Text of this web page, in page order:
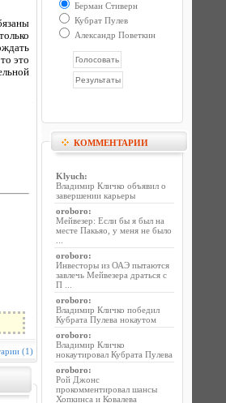
это
(1)
Берман Стиверн
Кубрат Пулев
Александр Поветкин
КОММЕНТАРИИ
Klyuch:
Владимир Кличко объявил о
завершении карьеры
oroboro:
Мейвезер: Если бы я был на
месте Пакьяо, у меня не было
oroboro:
Инвесторы из ОАЭ пытаются
завлечь Мейвезера драться с
П ...
oroboro:
Владимир Кличко победил
Кубрата Пулева нокаутом
oroboro:
Владимир Кличко
нокаутировал Кубрата Пулева
oroboro:
Рой Джонс
прокомментировал шансы
Хопкинса и Ковалева